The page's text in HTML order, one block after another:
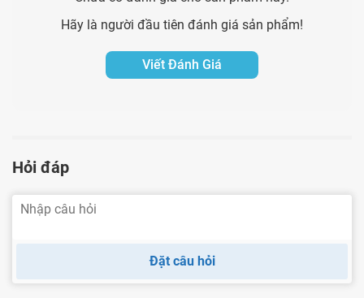
Hãy là người đầu tiên đánh giá sản phẩm!
Viết Đánh Giá
Hỏi đáp
Đặt câu hỏi